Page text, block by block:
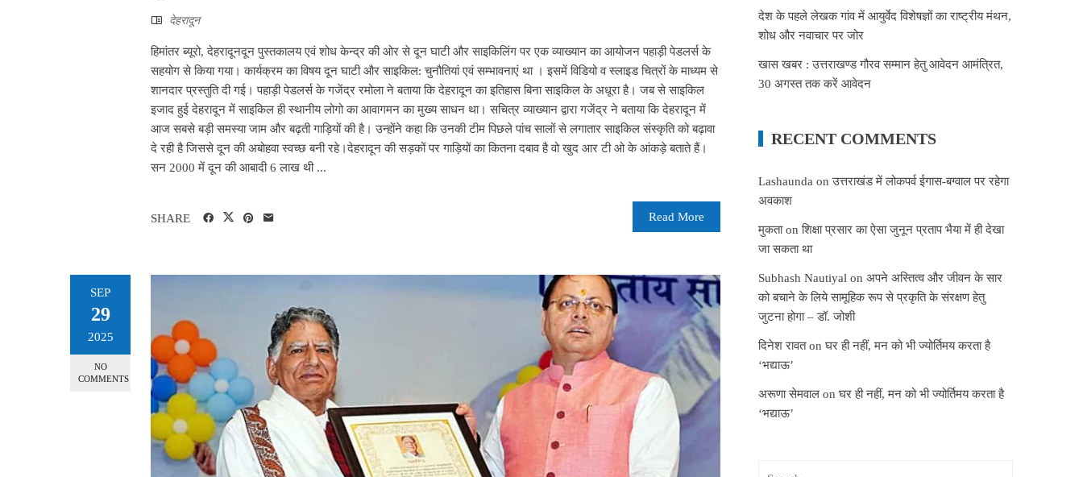
देहरादून
हिमांतर ब्यूरो, देहरादूनदून पुस्तकालय एवं शोध केन्द्र की ओर से दून घाटी और साइकिलिंग पर एक व्याख्यान का आयोजन पहाड़ी पेडलर्स के
सहयोग से किया गया। कार्यक्रम का विषय दून घाटी और साइकिल: चुनौतियां एवं सम्भावनाएं था । इसमें विडियो व स्लाइड चित्रों के माध्यम से
शानदार प्रस्तुति दी गई। पहाड़ी पेडलर्स के गजेंद्र रमोला ने बताया कि देहरादून का इतिहास बिना साइकिल के अधूरा है। जब से साइकिल
इजाद हुई देहरादून में साइकिल ही स्थानीय लोगो का आवागमन का मुख्य साधन था। सचित्र व्याख्यान द्वारा गजेंद्र ने बताया कि देहरादून में
आज सबसे बड़ी समस्या जाम और बढ़ती गाड़ियों की है। उन्होंने कहा कि उनकी टीम पिछले पांच सालों से लगातार साइकिल संस्कृति को बढ़ावा
दे रही है जिससे दून की अबोहवा स्वच्छ बनी रहे।देहरादून की सड़कों पर गाड़ियों का कितना दबाव है वो खुद आर टी ओ के आंकड़े बताते हैं।
सन 2000 में दून की आबादी 6 लाख थी ...
Read More
SHARE
SEP
29
2025
NO
COMMENTS
देश के पहले लेखक गांव में आयुर्वेद विशेषज्ञों का राष्ट्रीय मंथन,
शोध और नवाचार पर जोर
खास खबर : उत्तराखण्ड गौरव सम्मान हेतु आवेदन आमंत्रित,
30 अगस्त तक करें आवेदन
RECENT COMMENTS
Lashaunda onउत्तराखंड में लोकपर्व ईगास-बग्वाल पर रहेगा
अवकाश
मुकताonशिक्षा प्रसार का ऐसा जुनून प्रताप भैया में ही देखा
जा सकता था
Subhash Nautiyal onअपने अस्तित्व और जीवन के सार
को बचाने के लिये सामूहिक रूप से प्रकृति के संरक्षण हेतु
जुटना होगा – डॉ. जोशी
दिनेश रावतonघर ही नहीं, मन को भी ज्योर्तिमय करता है
‘भद्याऊ’
अरूणा सेमवाल onघर ही नहीं, मन को भी ज्योर्तिमय करता है
‘भद्याऊ’